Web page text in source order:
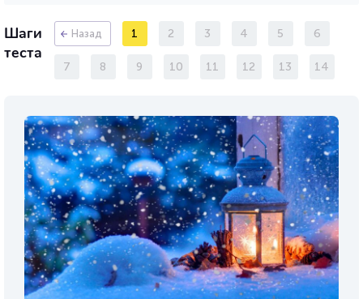
Шаги
теста
Назад 1 2 3 4 5 6
7 8 9 10 11 12 13 14